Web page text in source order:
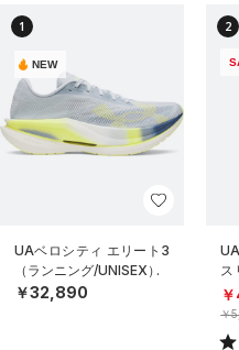
1
NEW
UAベロシティ エリート3
（ランニング/UNISEX）
￥32,890
2
ス
ー
￥